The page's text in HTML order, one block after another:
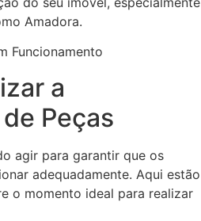
Amadora.
a
Peças
agir para garantir que os
adequadamente. Aqui estão
o momento ideal para realizar